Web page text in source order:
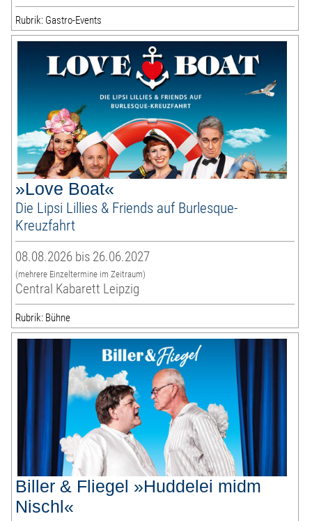
Rubrik: Gastro-Events
»Love Boat«
Die Lipsi Lillies & Friends auf Burlesque-
Kreuzfahrt
08.08.2026 bis 26.06.2027
(mehrere Einzeltermine im Zeitraum)
Central Kabarett Leipzig
Rubrik: Bühne
Biller & Fliegel »Huddelei midm
Nischl«